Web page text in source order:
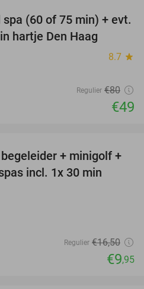
39%
(60 of 75 min) + evt.
hartje Den Haag
8.7 star
Regulier €80
€49
40%
+ minigolf +
incl. 1x 30 min
Regulier €16,50
€9,95